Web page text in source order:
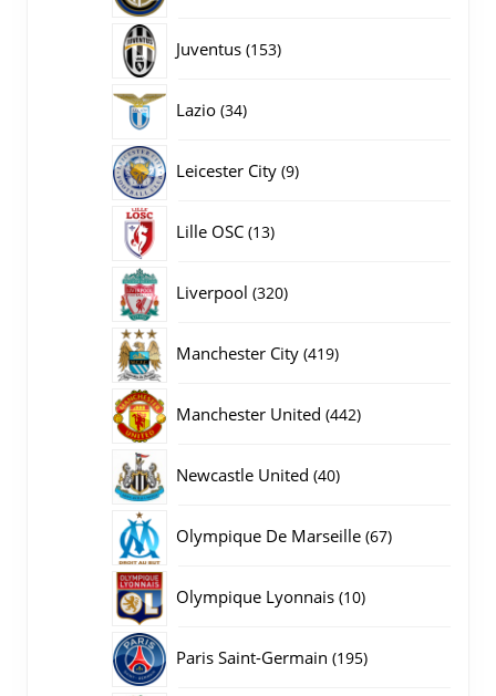
Juventus 153153
Lazio 3434
Leicester City 99
Lille OSC 1313
Liverpool 320320
Manchester City 419419
Manchester United 442442
Newcastle United 4040
Olympique De Marseille 6767
Olympique Lyonnais 1010
Paris Saint-Germain 195195